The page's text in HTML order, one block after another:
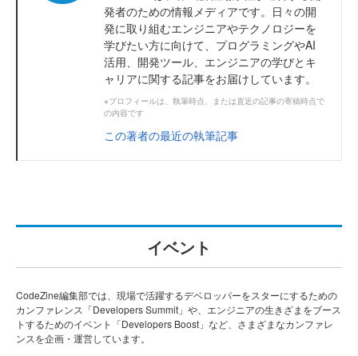
発者のための情報メディアです。日々の開
発に取り組むエンジニアやテクノロジーを
学びたい方に向けて、プログラミングやAI
活用、開発ツール、エンジニアの学びとキ
ャリアに関する記事をお届けしています。
※プロフィールは、執筆時点、または直近の記事の寄稿時点で
の内容です
この著者の最近の執筆記事
イベント
CodeZine編集部では、現場で活躍するデベロッパーをスターにするための
カンファレンス「Developers Summit」や、エンジニアの生きざまをブース
トするためのイベント「Developers Boost」など、さまざまなカンファレ
ンスを企画・運営しています。